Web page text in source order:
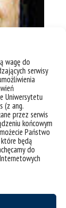
wagę do
serwisy
Uniwersytetu
(z ang.
przez serwis
końcowym
Państwo
będą
do